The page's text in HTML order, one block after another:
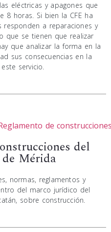
eléctricas y apagones que
8 horas. Si bien la CFE ha
responden a reparaciones y
que se tienen que realizar
que analizar la forma en la
sus consecuencias en la
servicio.
del
Mérida
normas, reglamentos y
del marco jurídico del
sobre construcción.